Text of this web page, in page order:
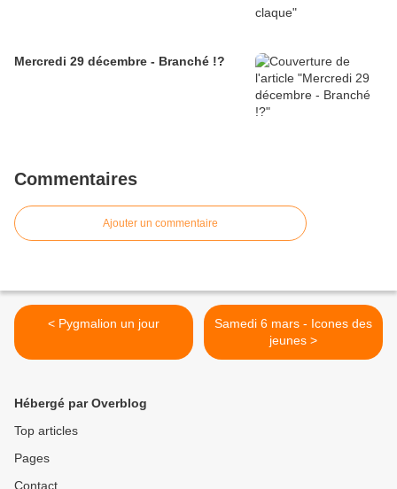
Mercredi 29 décembre - Branché !?
Commentaires
Ajouter un commentaire
< Pygmalion un jour
Samedi 6 mars - Icones des
jeunes >
Hébergé par Overblog
Top articles
Pages
Contact